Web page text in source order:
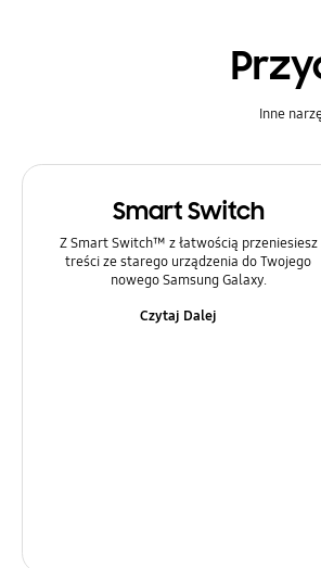
Inne
Smart Switch
Z Smart Switch™ z łatwością przeniesiesz
treści ze starego urządzenia do Twojego
nowego Samsung Galaxy.
Czytaj Dalej